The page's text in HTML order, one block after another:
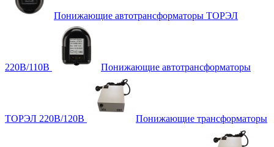
Понижающие автотрансформаторы ТОРЭЛ
220В/110В Понижающие автотрансформаторы
ТОРЭЛ 220В/120В Понижающие трансформаторы